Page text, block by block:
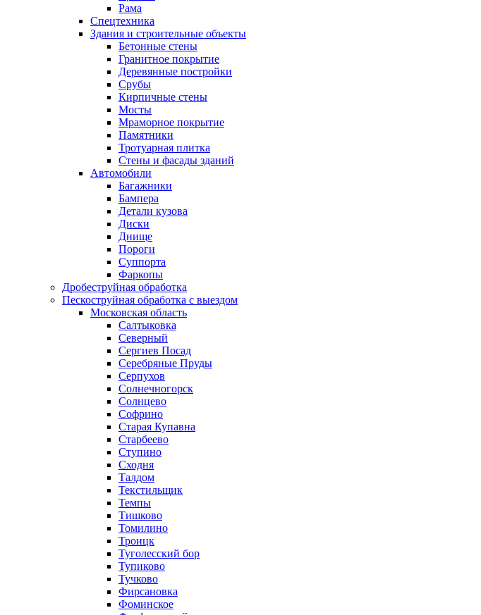
Рама
Спецтехника
Здания и строительные объекты
Бетонные стены
Гранитное покрытие
Деревянные постройки
Срубы
Кирпичные стены
Мосты
Мраморное покрытие
Памятники
Тротуарная плитка
Стены и фасады зданий
Автомобили
Багажники
Бампера
Детали кузова
Диски
Днище
Пороги
Суппорта
Фаркопы
Дробеструйная обработка
Пескоструйная обработка с выездом
Московская область
Салтыковка
Северный
Сергиев Посад
Серебряные Пруды
Серпухов
Солнечногорск
Солнцево
Софрино
Старая Купавна
Старбеево
Ступино
Сходня
Талдом
Текстильщик
Темпы
Тишково
Томилино
Троицк
Туголесский бор
Тупиково
Тучково
Фирсановка
Фоминское